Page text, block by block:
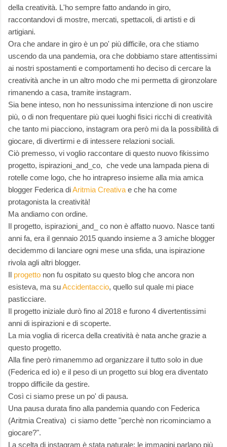
della creatività. L'ho sempre fatto andando in giro,
raccontandovi di mostre, mercati, spettacoli, di artisti e di
artigiani.
Ora che andare in giro è un po' più difficile, ora che stiamo
uscendo da una pandemia, ora che dobbiamo stare attentissimi
ai nostri spostamenti e comportamenti ho deciso di cercare la
creatività anche in un altro modo che mi permetta di gironzolare
rimanendo a casa, tramite instagram.
Sia bene inteso, non ho nessunissima intenzione di non uscire
più, o di non frequentare più quei luoghi fisici ricchi di creatività
che tanto mi piacciono, instagram ora però mi da la possibilità di
giocare, di divertirmi e di intessere relazioni sociali.
Ciò premesso, vi voglio raccontare di questo nuovo fikissimo
progetto, ispirazioni_and_co, che vede una lampada piena di
rotelle come logo, che ho intrapreso insieme alla mia amica
blogger Federica diAritmia Creativa e che ha come
protagonista la creatività!
Ma andiamo con ordine.
Il progetto, ispirazioni_and_ co non è affatto nuovo. Nasce tanti
anni fa, era il gennaio 2015 quando insieme a 3 amiche blogger
decidemmo di lanciare ogni mese una sfida, una ispirazione
rivola agli altri blogger.
Il progetto non fu ospitato su questo blog che ancora non
esisteva, ma suAccidentaccio, quello sul quale mi piace
pasticciare.
Il progetto iniziale durò fino al 2018 e furono 4 divertentissimi
anni di ispirazioni e di scoperte.
La mia voglia di ricerca della creatività è nata anche grazie a
questo progetto.
Alla fine però rimanemmo ad organizzare il tutto solo in due
(Federica ed io) e il peso di un progetto sui blog era diventato
troppo difficile da gestire.
Così ci siamo prese un po' di pausa.
Una pausa durata fino alla pandemia quando con Federica
(Aritmia Creativa) ci siamo dette "perchè non ricominciamo a
giocare?".
La scelta di instagram è stata naturale: le immagini parlano più